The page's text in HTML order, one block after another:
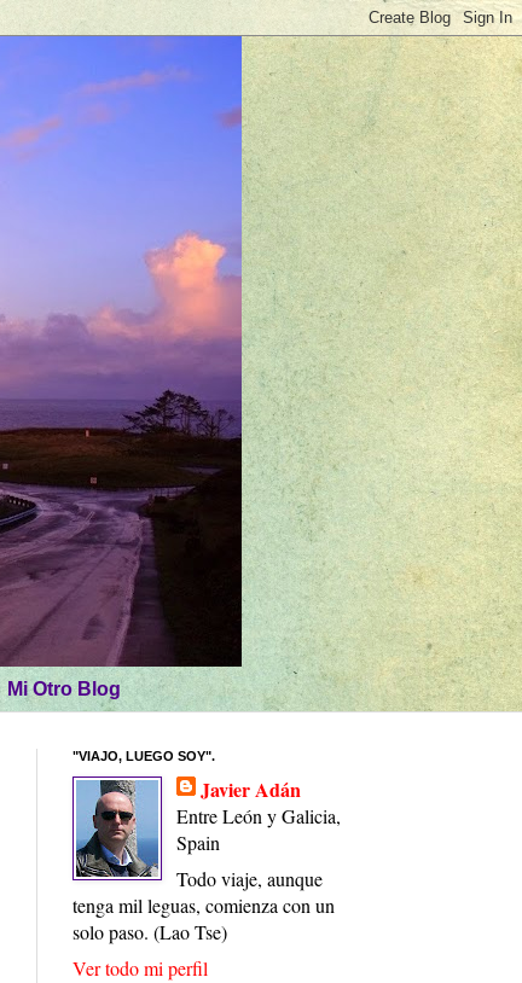
Mi Otro Blog
"VIAJO, LUEGO SOY".
Javier Adán
Entre León y Galicia,
Spain
Todo viaje, aunque
tenga mil leguas, comienza con un
solo paso. (Lao Tse)
Ver todo mi perfil